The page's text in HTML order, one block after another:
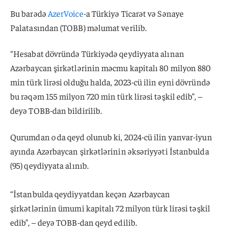
Bu barədə AzerVoice-a Türkiyə Ticarət və Sənaye
Palatasından (TOBB) məlumat verilib.
“Hesabat dövründə Türkiyədə qeydiyyata alınan
Azərbaycan şirkətlərinin məcmu kapitalı 80 milyon 880
min türk lirəsi olduğu halda, 2023-cü ilin eyni dövründə
bu rəqəm 155 milyon 720 min türk lirəsi təşkil edib”, –
deyə TOBB-dan bildirilib.
Qurumdan o da qeyd olunub ki, 2024-cü ilin yanvar-iyun
ayında Azərbaycan şirkətlərinin əksəriyyəti İstanbulda
(95) qeydiyyata alınıb.
“İstanbulda qeydiyyatdan keçən Azərbaycan
şirkətlərinin ümumi kapitalı 72 milyon türk lirəsi təşkil
edib”, – deyə TOBB-dan qeyd edilib.